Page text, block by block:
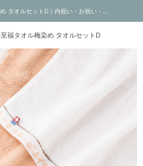
至福タオル梅染め タオルセットD